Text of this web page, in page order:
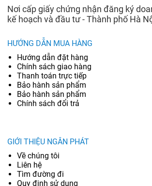
Nơi cấp giấy chứng nhận đăng ký
kế hoạch và đầu tư - Thành phố Hà
HƯỚNG DẪN MUA HÀNG
Hướng dẫn đặt hàng
Chính sách giao hàng
Thanh toán trực tiếp
Bảo hành sản phẩm
Bảo hành sản phẩm
Chính sách đổi trả
GIỚI THIỆU NGÂN PHÁT
Về chúng tôi
Liên hệ
Tìm đường đi
Quy định sử dụng